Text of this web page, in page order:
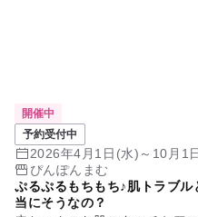
開催中
予約受付中
2026年4月1日(水)～10月1
ぴんぽんまむ
ぷるぷるもちもち♪肌トラブ
当にそうなの？